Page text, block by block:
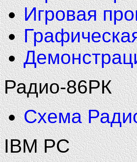
Игровая
Радио-86РК
Схема
IBM PC